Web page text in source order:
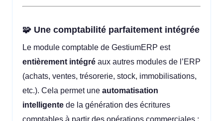
🧩 Une comptabilité parfaitement intégrée
Le module comptable de GestiumERP est
entièrement intégré aux autres modules de l’ERP
(achats, ventes, trésorerie, stock, immobilisations,
etc.). Cela permet une automatisation
intelligente de la génération des écritures